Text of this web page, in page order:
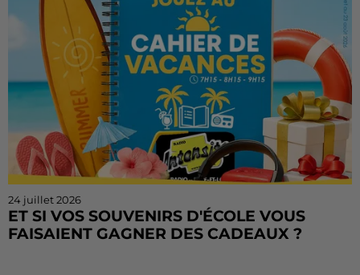
24 juillet 2026
ET SI VOS SOUVENIRS D'ÉCOLE VOUS
FAISAIENT GAGNER DES CADEAUX ?